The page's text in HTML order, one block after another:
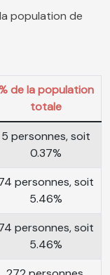
population de
de la population
totale
5 personnes, soit
0.37%
personnes, soit
5.46%
personnes, soit
5.46%